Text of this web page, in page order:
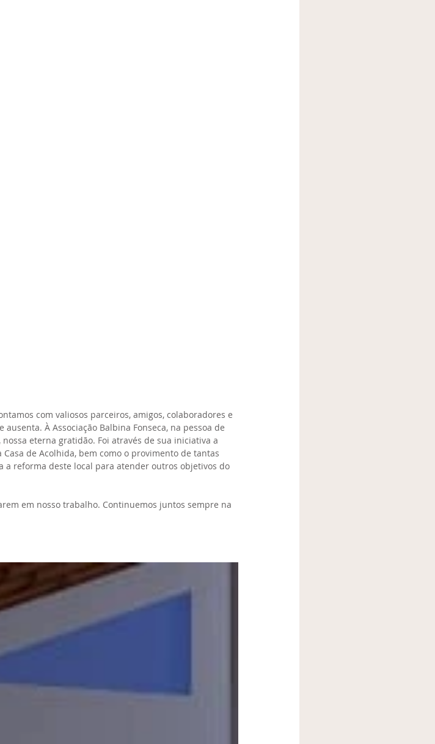
com valiosos parceiros, amigos, colaboradores e
À Associação Balbina Fonseca, na pessoa de
eterna gratidão. Foi através de sua iniciativa a
de Acolhida, bem como o provimento de tantas
a reforma deste local para atender outros objetivos do
em nosso trabalho. Continuemos juntos sempre na